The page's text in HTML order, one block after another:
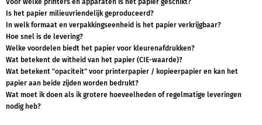
Voor welke printers en apparaten is het papier geschikt?
Is het papier milieuvriendelijk geproduceerd?
In welk formaat en verpakkingseenheid is het papier verkrijgbaar?
Hoe snel is de levering?
Welke voordelen biedt het papier voor kleurenafdrukken?
Wat betekent de witheid van het papier (CIE-waarde)?
Wat betekent "opaciteit" voor printerpapier / kopieerpapier en kan het
papier aan beide zijden worden bedrukt?
Wat moet ik doen als ik grotere hoeveelheden of regelmatige leveringen
nodig heb?